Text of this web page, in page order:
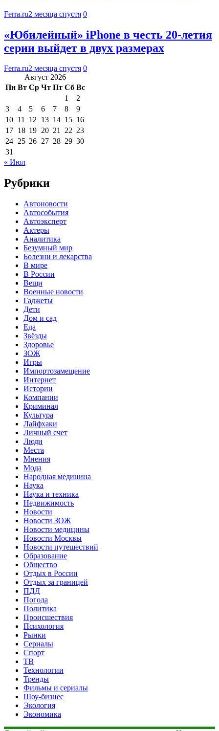
Ferra.ru2 месяца спустя 0
«Юбилейный» iPhone в честь 20-летия
серии выйдет в двух размерах
Ferra.ru2 месяца спустя 0
Август 2026
Пн Вт Ср Чт Пт Сб Вс
1
2
3
4 5 6 7 8
9
10 11 12 13 14 15 16
17 18 19 20 21 22 23
24 25 26 27 28 29 30
31
« Июл
Рубрики
Автоновости
Автособытия
Автоэксперт
Актеры
Аналитика
Безумный мир
Болезни и лекарства
В мире
В России
Вещи
Военные новости
Гаджеты
Дети
Дом и сад
Еда
Звёзды
Здоровье
ЗОЖ
Игры
Импортозамещение
Интернет
Истории
Компании
Криминал
Культура
Лайфхаки
Личный счет
Люди
Места
Мнения
Мода
Народная медицина
Наука
Наука и техника
Недвижимость
Новости
Новости ЗОЖ
Новости медицины
Новости Москвы
Новости путешествий
Образование
Общество
Отдых в России
Отдых за границей
ПДД
Погода
Политика
Происшествия
Психология
Рынки
Сериалы
Спорт
ТВ
Технологии
Тренды
Фильмы и сериалы
Шоу-бизнес
Экология
Экономика